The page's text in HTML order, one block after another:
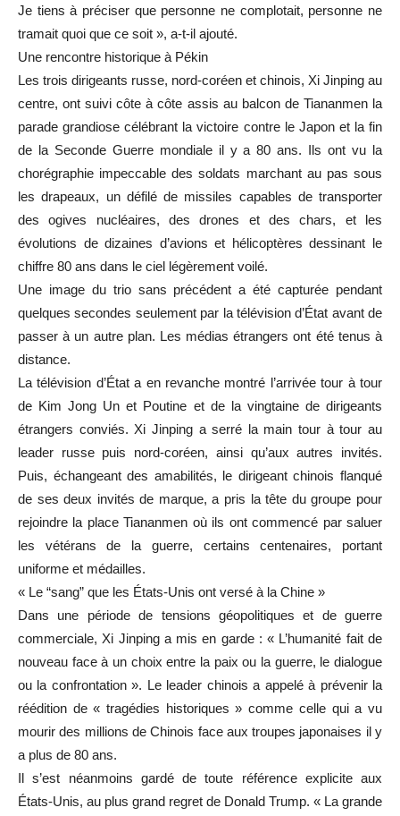
Je tiens à préciser que personne ne complotait, personne ne
tramait quoi que ce soit », a-t-il ajouté.
Une rencontre historique à Pékin
Les trois dirigeants russe, nord-coréen et chinois, Xi Jinping au
centre, ont suivi côte à côte assis au balcon de Tiananmen la
parade grandiose célébrant la victoire contre le Japon et la fin
de la Seconde Guerre mondiale il y a 80 ans. Ils ont vu la
chorégraphie impeccable des soldats marchant au pas sous
les drapeaux, un défilé de missiles capables de transporter
des ogives nucléaires, des drones et des chars, et les
évolutions de dizaines d’avions et hélicoptères dessinant le
chiffre 80 ans dans le ciel légèrement voilé.
Une image du trio sans précédent a été capturée pendant
quelques secondes seulement par la télévision d’État avant de
passer à un autre plan. Les médias étrangers ont été tenus à
distance.
La télévision d’État a en revanche montré l’arrivée tour à tour
de Kim Jong Un et Poutine et de la vingtaine de dirigeants
étrangers conviés. Xi Jinping a serré la main tour à tour au
leader russe puis nord-coréen, ainsi qu’aux autres invités.
Puis, échangeant des amabilités, le dirigeant chinois flanqué
de ses deux invités de marque, a pris la tête du groupe pour
rejoindre la place Tiananmen où ils ont commencé par saluer
les vétérans de la guerre, certains centenaires, portant
uniforme et médailles.
« Le “sang” que les États-Unis ont versé à la Chine »
Dans une période de tensions géopolitiques et de guerre
commerciale, Xi Jinping a mis en garde : « L’humanité fait de
nouveau face à un choix entre la paix ou la guerre, le dialogue
ou la confrontation ». Le leader chinois a appelé à prévenir la
réédition de « tragédies historiques » comme celle qui a vu
mourir des millions de Chinois face aux troupes japonaises il y
a plus de 80 ans.
Il s’est néanmoins gardé de toute référence explicite aux
États-Unis, au plus grand regret de Donald Trump. « La grande